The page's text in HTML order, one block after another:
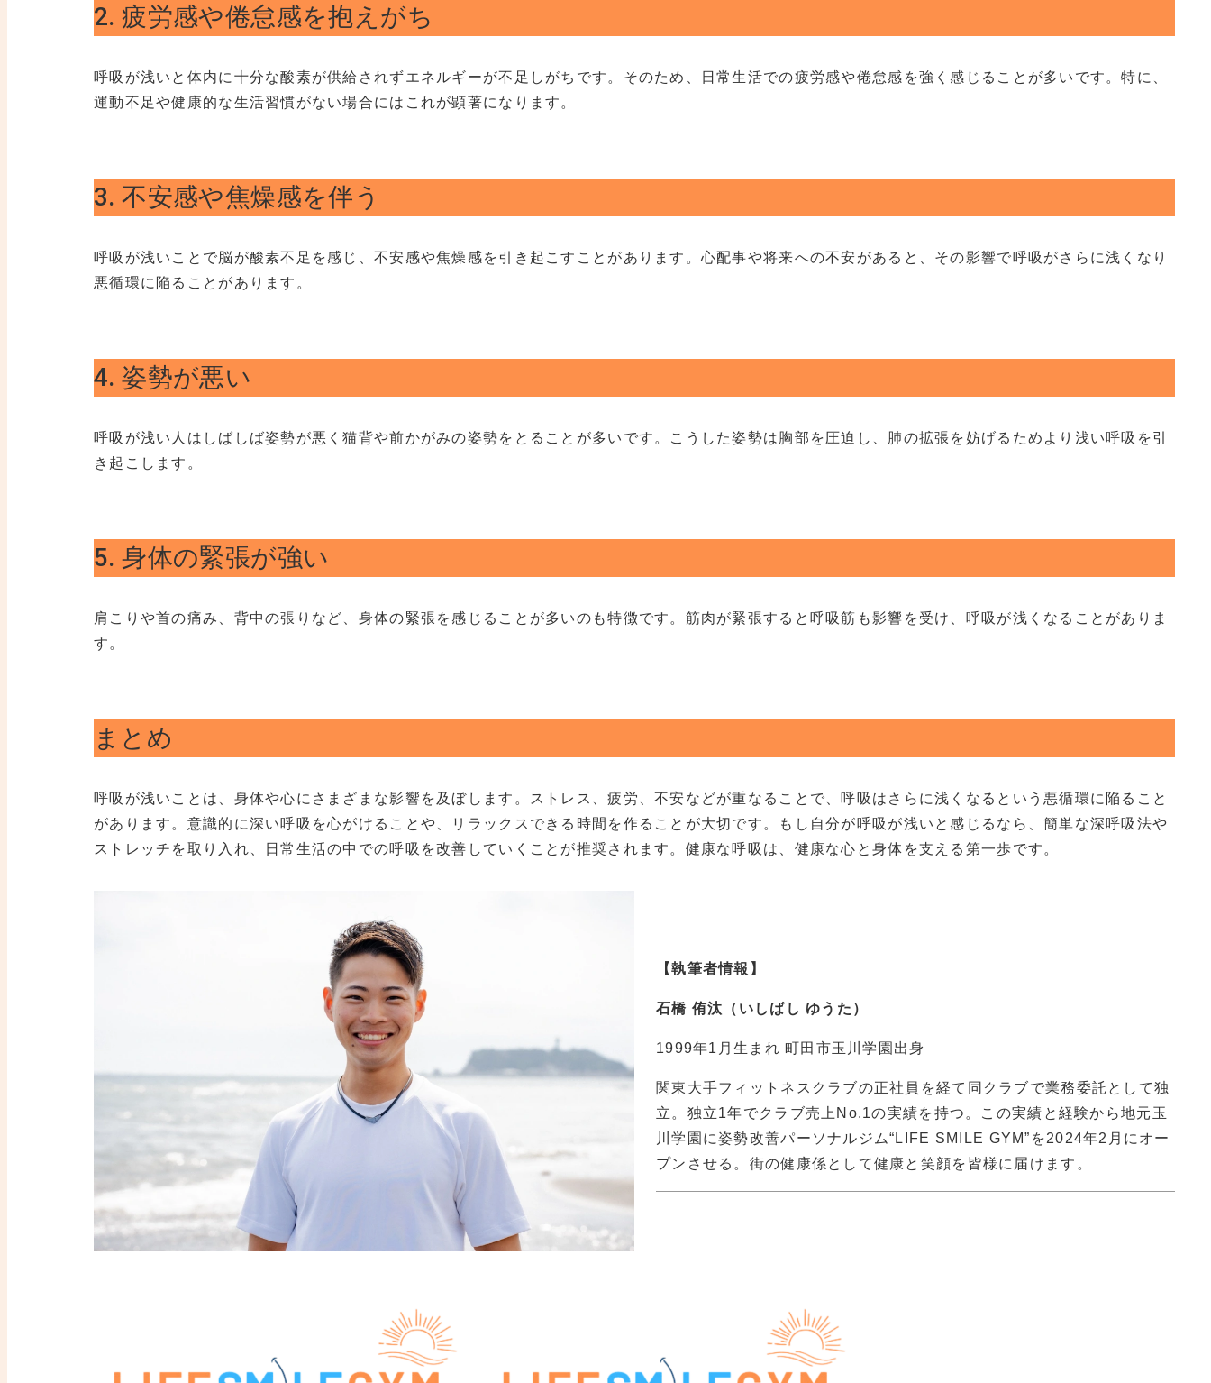
2. 疲労感や倦怠感を抱えがち
呼吸が浅いと体内に十分な酸素が供給されずエネルギーが不足しがちです。そのため、日常生活での疲労感や倦怠感を強く感じることが多いです。特に、
運動不足や健康的な生活習慣がない場合にはこれが顕著になります。
3. 不安感や焦燥感を伴う
呼吸が浅いことで脳が酸素不足を感じ、不安感や焦燥感を引き起こすことがあります。心配事や将来への不安があると、その影響で呼吸がさらに浅くなり
悪循環に陥ることがあります。
4. 姿勢が悪い
呼吸が浅い人はしばしば姿勢が悪く猫背や前かがみの姿勢をとることが多いです。こうした姿勢は胸部を圧迫し、肺の拡張を妨げるためより浅い呼吸を引
き起こします。
5. 身体の緊張が強い
肩こりや首の痛み、背中の張りなど、身体の緊張を感じることが多いのも特徴です。筋肉が緊張すると呼吸筋も影響を受け、呼吸が浅くなることがありま
す。
まとめ
呼吸が浅いことは、身体や心にさまざまな影響を及ぼします。ストレス、疲労、不安などが重なることで、呼吸はさらに浅くなるという悪循環に陥ること
があります。意識的に深い呼吸を心がけることや、リラックスできる時間を作ることが大切です。もし自分が呼吸が浅いと感じるなら、簡単な深呼吸法や
ストレッチを取り入れ、日常生活の中での呼吸を改善していくことが推奨されます。健康な呼吸は、健康な心と身体を支える第一歩です。
【執筆者情報】
石橋 侑汰（いしばし ゆうた）
1999年1月生まれ 町田市玉川学園出身
関東大手フィットネスクラブの正社員を経て同クラブで業務委託として独
立。独立1年でクラブ売上No.1の実績を持つ。この実績と経験から地元玉
川学園に姿勢改善パーソナルジム“LIFE SMILE GYM”を2024年2月にオー
プンさせる。街の健康係として健康と笑顔を皆様に届けます。